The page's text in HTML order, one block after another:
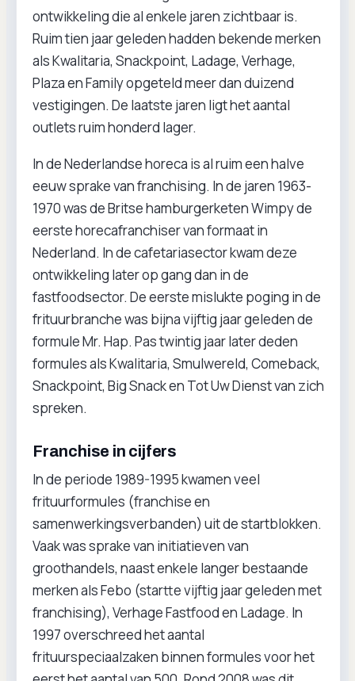
ontwikkeling die al enkele jaren zichtbaar is.
Ruim tien jaar geleden hadden bekende merken
als Kwalitaria, Snackpoint, Ladage, Verhage,
Plaza en Family opgeteld meer dan duizend
vestigingen. De laatste jaren ligt het aantal
outlets ruim honderd lager.
In de Nederlandse horeca is al ruim een halve
eeuw sprake van franchising. In de jaren 1963-
1970 was de Britse hamburgerketen Wimpy de
eerste horecafranchiser van formaat in
Nederland. In de cafetariasector kwam deze
ontwikkeling later op gang dan in de
fastfoodsector. De eerste mislukte poging in de
frituurbranche was bijna vijftig jaar geleden de
formule Mr. Hap. Pas twintig jaar later deden
formules als Kwalitaria, Smulwereld, Comeback,
Snackpoint, Big Snack en Tot Uw Dienst van zich
spreken.
Franchise in cijfers
In de periode 1989-1995 kwamen veel
frituurformules (franchise en
samenwerkingsverbanden) uit de startblokken.
Vaak was sprake van initiatieven van
groothandels, naast enkele langer bestaande
merken als Febo (startte vijftig jaar geleden met
franchising), Verhage Fastfood en Ladage. In
1997 overschreed het aantal
frituurspeciaalzaken binnen formules voor het